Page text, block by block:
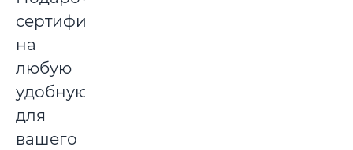
сертификат
на
любую
удобную
для
вашего